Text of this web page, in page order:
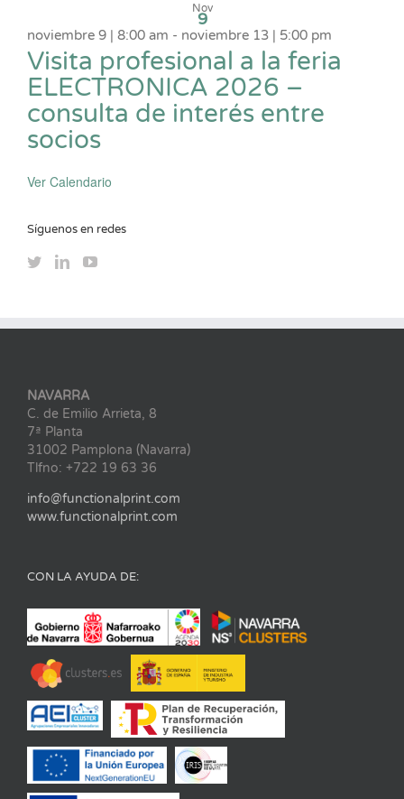
Nov
9
noviembre 9 | 8:00 am - noviembre 13 | 5:00 pm
Visita profesional a la feria
ELECTRONICA 2026 –
consulta de interés entre
socios
Ver Calendario
Síguenos en redes
NAVARRA
C. de Emilio Arrieta, 8
7ª Planta
31002 Pamplona (Navarra)
Tlfno: +722 19 63 36
info@functionalprint.com
www.functionalprint.com
CON LA AYUDA DE: